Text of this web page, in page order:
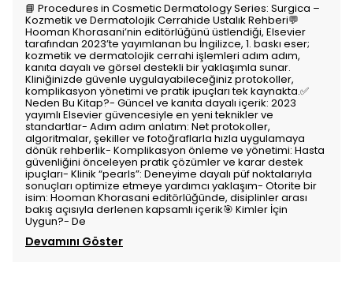
📘 Procedures in Cosmetic Dermatology Series: Surgica –
Kozmetik ve Dermatolojik Cerrahide Ustalık Rehberi💬
Hooman Khorasani’nin editörlüğünü üstlendiği, Elsevier
tarafından 2023’te yayımlanan bu İngilizce, 1. baskı eser;
kozmetik ve dermatolojik cerrahi işlemleri adım adım,
kanıta dayalı ve görsel destekli bir yaklaşımla sunar.
Kliniğinizde güvenle uygulayabileceğiniz protokoller,
komplikasyon yönetimi ve pratik ipuçları tek kaynakta.✅
Neden Bu Kitap?- Güncel ve kanıta dayalı içerik: 2023
yayımlı Elsevier güvencesiyle en yeni teknikler ve
standartlar- Adım adım anlatım: Net protokoller,
algoritmalar, şekiller ve fotoğraflarla hızla uygulamaya
dönük rehberlik- Komplikasyon önleme ve yönetimi: Hasta
güvenliğini önceleyen pratik çözümler ve karar destek
ipuçları- Klinik “pearls”: Deneyime dayalı püf noktalarıyla
sonuçları optimize etmeye yardımcı yaklaşım- Otorite bir
isim: Hooman Khorasani editörlüğünde, disiplinler arası
bakış açısıyla derlenen kapsamlı içerik🎯 Kimler İçin
Uygun?- De
Devamını Göster